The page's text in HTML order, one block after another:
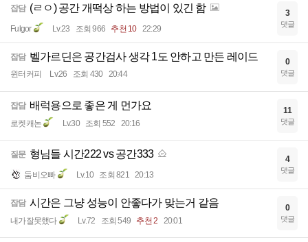
잡담 (ㄹㅇ) 공간 개떡상 하는 방법이 있긴 함
Fulgor Lv.23 조회 966 추천 10 22:29
3
댓글
잡담 벨가르딘은 공간검사 생각 1도 안하고 만든 레이드
윈터커피 Lv.26 조회 430 20:44
0
댓글
잡담 배럭용으로 좋은 게 먼가요
로켓캐논 Lv.30 조회 552 20:16
11
댓글
질문 형님들 시간222 vs 공간333
둠비오빠 Lv.10 조회 821 20:13
4
댓글
잡담 시간은 그냥 성능이 안좋다가 맞는거 같음
내가잘못했다 Lv.72 조회 549 추천 2 20:01
0
댓글